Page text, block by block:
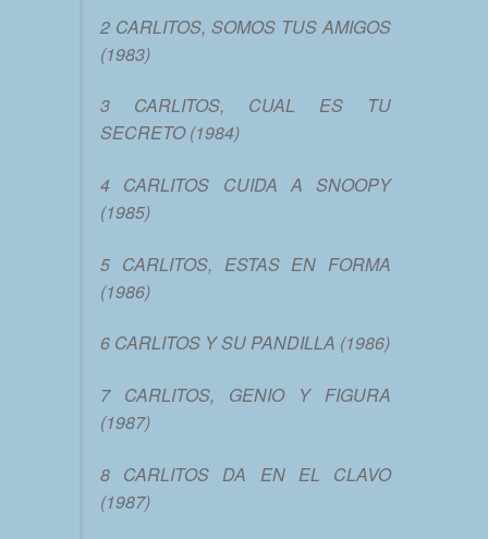
2 CARLITOS, SOMOS TUS AMIGOS
(1983)
3 CARLITOS, CUAL ES TU
SECRETO (1984)
4 CARLITOS CUIDA A SNOOPY
(1985)
5 CARLITOS, ESTAS EN FORMA
(1986)
6 CARLITOS Y SU PANDILLA (1986)
7 CARLITOS, GENIO Y FIGURA
(1987)
8 CARLITOS DA EN EL CLAVO
(1987)